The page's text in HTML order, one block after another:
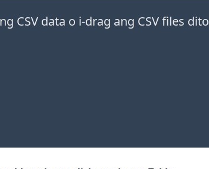
CSV data o i-drag ang CSV files dito